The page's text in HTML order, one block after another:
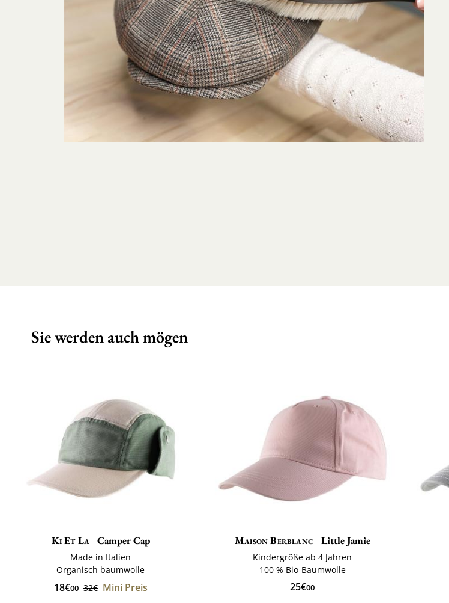
Sie werden auch mögen
Ki Et La Camper Cap
Made in Italien
Organisch baumwolle
18€00 32€ Mini Preis
Maison Berblanc Little Jamie
Kindergröße ab 4 Jahren
100 % Bio-Baumwolle
25€00